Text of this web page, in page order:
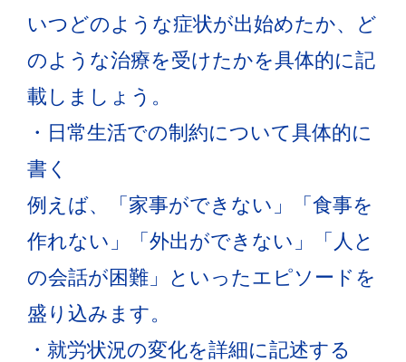
いつどのような症状が出始めたか、ど
のような治療を受けたかを具体的に記
載しましょう。
・日常生活での制約について具体的に
書く
例えば、「家事ができない」「食事を
作れない」「外出ができない」「人と
の会話が困難」といったエピソードを
盛り込みます。
・就労状況の変化を詳細に記述する